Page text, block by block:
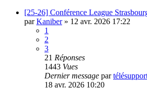
[25-26] Conférence League
parKaniber» 12 avr. 2026 17:22
1
2
3
21 Réponses
1443 Vues
Dernier message par
18 avr. 2026 10:20